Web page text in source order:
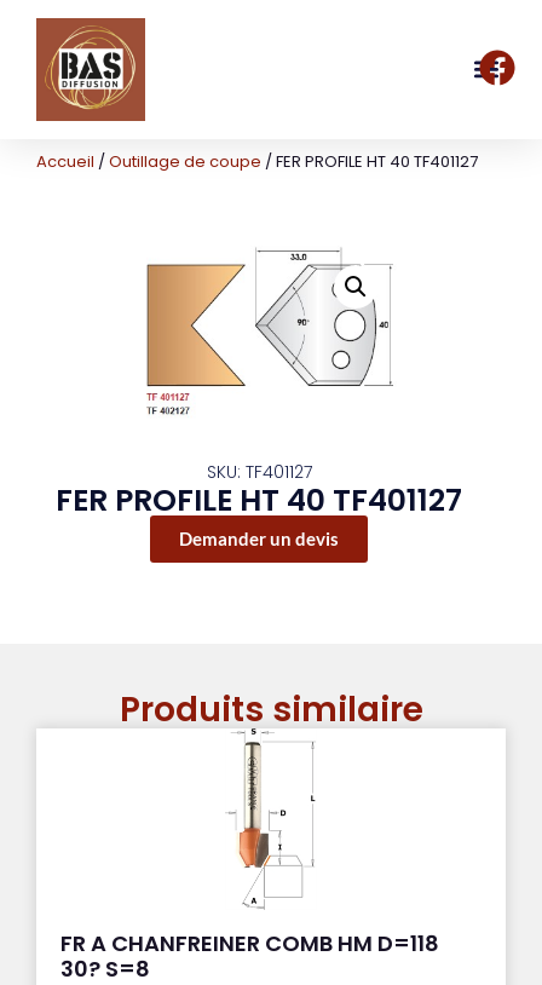
Accueil /Outillage de coupe / FER PROFILE HT 40 TF401127
SKU: TF401127
FER PROFILE HT 40 TF401127
Demander un devis
Produits similaire
FR A CHANFREINER COMB HM D=118
30? S=8